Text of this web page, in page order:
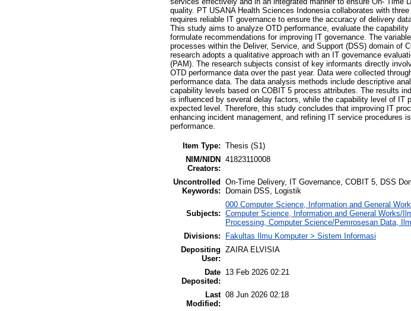
quality. PT USANA Health Sciences Indonesia collaborates with
requires reliable IT governance to ensure the accuracy of delivery
This study aims to analyze OTD performance, evaluate the
formulate recommendations for improving IT governance. The
processes within the Deliver, Service, and Support (DSS) domain of
research adopts a qualitative approach with an IT governance
(PAM). The research subjects consist of key informants directly
OTD performance data over the past year. Data were collected
performance data. The data analysis methods include descriptive
capability levels based on COBIT 5 process attributes. The results
is influenced by several delay factors, while the capability level of
expected level. Therefore, this study concludes that improving IT
enhancing incident management, and refining IT service procedures
performance.
Item Type: Thesis (S1)
NIM/NIDN
Creators:
41823110008
Uncontrolled
Keywords:
On-Time Delivery, IT Governance, COBIT 5, DSS
Domain DSS, Logistik
Subjects:
000 Computer Science, Information and General
Computer Science, Information and General Works/
Processing, Computer Science/Pemrosesan Data,
Divisions:
Fakultas Ilmu Komputer > Sistem Informasi
Depositing
User:
ZAIRA ELVISIA
Date
Deposited:
13 Feb 2026 02:21
Last
Modified:
08 Jun 2026 02:18